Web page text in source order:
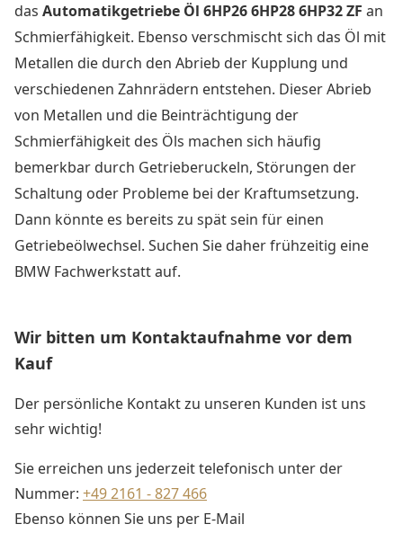
das Automatikgetriebe Öl 6HP26 6HP28 6HP32 ZF an
Schmierfähigkeit. Ebenso verschmischt sich das Öl mit
Metallen die durch den Abrieb der Kupplung und
verschiedenen Zahnrädern entstehen. Dieser Abrieb
von Metallen und die Beinträchtigung der
Schmierfähigkeit des Öls machen sich häufig
bemerkbar durch Getrieberuckeln, Störungen der
Schaltung oder Probleme bei der Kraftumsetzung.
Dann könnte es bereits zu spät sein für einen
Getriebeölwechsel. Suchen Sie daher frühzeitig eine
BMW Fachwerkstatt auf.
Wir bitten um Kontaktaufnahme vor dem
Kauf
Der persönliche Kontakt zu unseren Kunden ist uns
sehr wichtig!
Sie erreichen uns jederzeit telefonisch unter der
Nummer: +49 2161 - 827 466
Ebenso können Sie uns per E-Mail